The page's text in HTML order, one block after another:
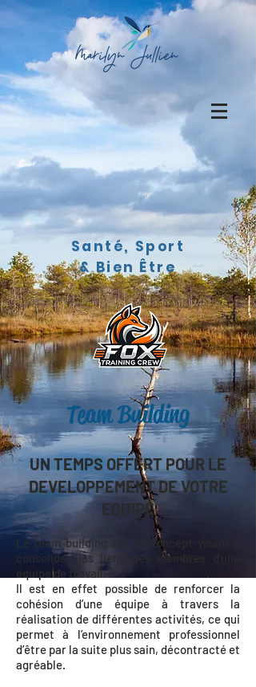
Santé, Sport
& Bien Être
Team Building
UN TEMPS OFFERT POUR LE
DEVELOPPEMENT DE VOTRE
EQUIPE
Le team building est un concept visant à
consolider les liens des membres d’une
équipe de travail.
Il est en effet possible de renforcer la
cohésion d’une équipe à travers la
réalisation de différentes activités, ce qui
permet à l’environnement professionnel
d’être par la suite plus sain, décontracté et
agréable.